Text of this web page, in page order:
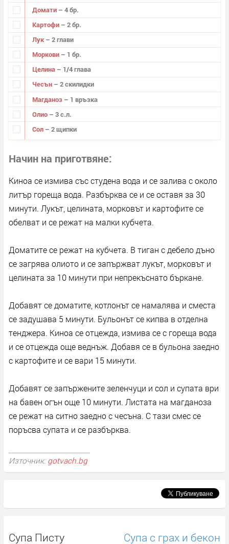
Домати – 4 бр.
Картофи – 2 бр.
Лук – 2 глави
Моркови – 1 бр.
Целина – 1/4 глава
Чесън – 2 скилидки
Магданоз – 1 връзка
Олио – 3 с.л.
Сол – 2 щипки
Начин на приготвяне
Киноа се измива със студена вода и се залива с около
литър гореща вода. Разбърква се и се оставя за 30
минути. Лукът, целината, морковът и картофите се
обелват и се режат на малки кубчета.
Доматите се режат на кубчета. В тиган с дебело дъно
се загрява олиото и се запържват лукът, морковът и
целината за 10 минути при непрекъснато бъркане.
Добавят се доматите, котлонът се намалява и сместа
се задушава 5 минути. Бульонът се кипва в отделна
тенджера. Киноа се отцежда, измива се с гореща вода
и се отцежда още веднъж. Добавя се в бульона заедно
с картофите и се вари 15 минути.
Добавят се запържените зеленчуци и сол и супата ври
на бавен огън още 10 минути. Листата на магданоза
се режат на ситно заедно с чесъна. С тази смес се
поръсва супата и се разбърква.
Източник: gotvach.bg
Супа Писту Супа с грах и бекон